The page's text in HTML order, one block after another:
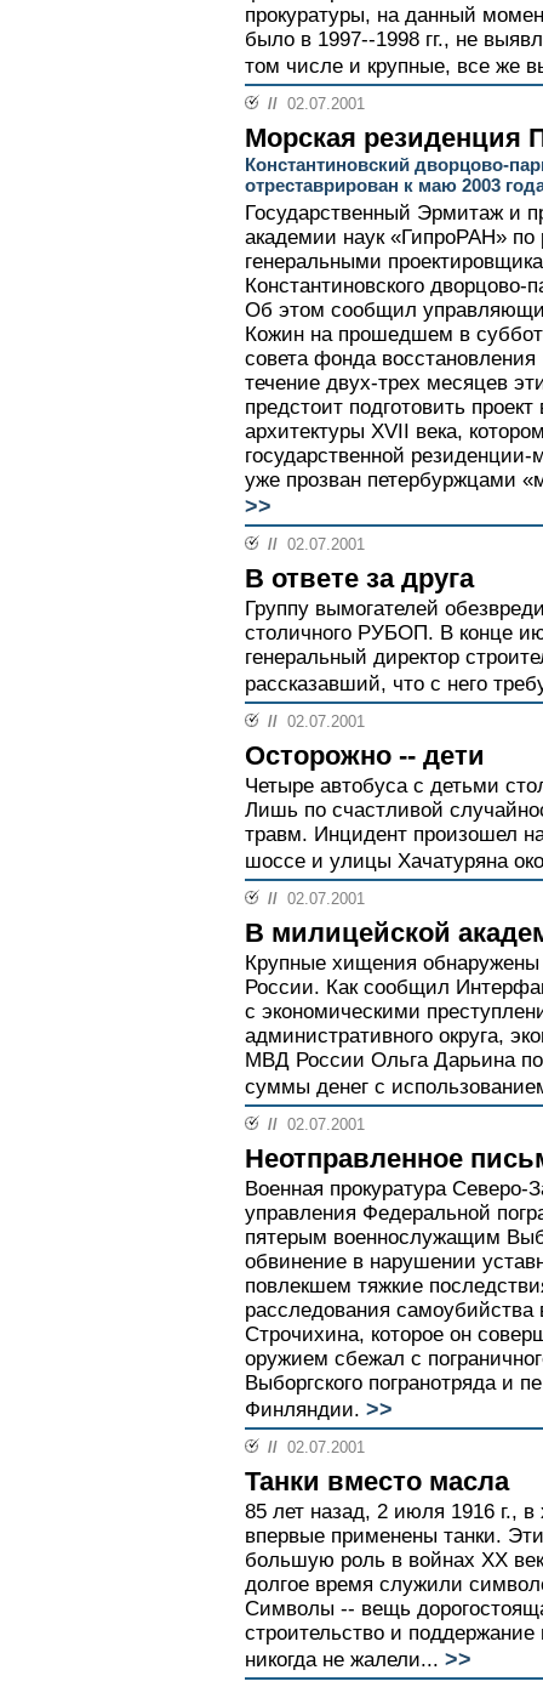
прокуратуры, на данный
было в 1997--1998 гг., не
том числе и крупные, все же
// 02.07.2001
Морская резиденция
Константиновский дворцово-
отреставрирован к маю 2003
Государственный Эрмитаж и
академии наук «ГипроРАН» по
генеральными
Константиновского дворцово-
Об этом сообщил
Кожин на прошедшем в
совета фонда
течение двух-трех месяцев
предстоит подготовить
архитектуры XVII века,
государственной
уже прозван петербуржцами
>>
// 02.07.2001
В ответе за друга
Группу вымогателей
столичного РУБОП. В конце
генеральный директор
рассказавший, что с него
// 02.07.2001
Осторожно -- дети
Четыре автобуса с детьми
Лишь по счастливой
травм. Инцидент произошел
шоссе и улицы Хачатуряна
// 02.07.2001
В милицейской
Крупные хищения
России. Как сообщил
с экономическими
административного округа,
МВД России Ольга Дарьина
суммы денег с
// 02.07.2001
Неотправленное
Военная прокуратура Северо-
управления Федеральной
пятерым военнослужащим
обвинение в нарушении
повлекшем тяжкие
расследования самоубийства
Строчихина, которое он
оружием сбежал с
Выборгского погранотряда и
Финляндии. >>
// 02.07.2001
Танки вместо масла
85 лет назад, 2 июля 1916 г.,
впервые применены танки.
большую роль в войнах ХХ
долгое время служили
Символы -- вещь
строительство и
никогда не жалели... >>